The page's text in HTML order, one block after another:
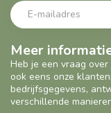
Meer
Heb je een vraag
ook eens onze
bedrijfsgegevens,
verschillende